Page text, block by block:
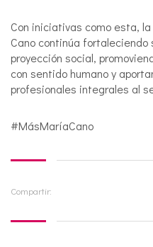
Con iniciativas como esta,
Cano continúa fortaleciendo
proyección social,
con sentido humano y
profesionales integrales al
#MásMaríaCano
Compartir: